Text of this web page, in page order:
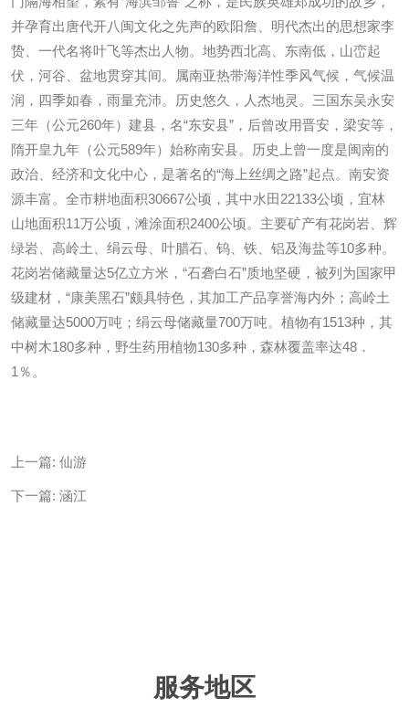
并孕育出唐代开八闽文化之先声的欧阳詹、明代杰出的思想家李
贽、一代名将叶飞等杰出人物。地势西北高、东南低，山峦起
伏，河谷、盆地贯穿其间。属南亚热带海洋性季风气候，气候温
润，四季如春，雨量充沛。历史悠久，人杰地灵。三国东吴永安
三年（公元260年）建县，名“东安县”，后曾改用晋安，梁安等，
隋开皇九年（公元589年）始称南安县。历史上曾一度是闽南的
政治、经济和文化中心，是著名的“海上丝绸之路”起点。南安资
源丰富。全市耕地面积30667公顷，其中水田22133公顷，宜林
山地面积11万公顷，滩涂面积2400公顷。主要矿产有花岗岩、辉
绿岩、高岭土、绢云母、叶腊石、钨、铁、铝及海盐等10多种。
花岗岩储藏量达5亿立方米，“石砻白石”质地坚硬，被列为国家甲
级建材，“康美黑石”颇具特色，其加工产品享誉海内外；高岭土
储藏量达5000万吨；绢云母储藏量700万吨。植物有1513种，其
中树木180多种，野生药用植物130多种，森林覆盖率达48．
1％。
上一篇: 仙游
下一篇: 涵江
服务地区